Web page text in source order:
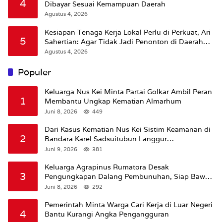
4 Dibayar Sesuai Kemampuan Daerah
Agustus 4, 2026
5
Kesiapan Tenaga Kerja Lokal Perlu di Perkuat, Ari
Sahertian: Agar Tidak Jadi Penonton di Daerah
Sendiri
Agustus 4, 2026
Populer
1
Keluarga Nus Kei Minta Partai Golkar Ambil Peran
Membantu Ungkap Kematian Almarhum
Juni 8, 2026 449
2
Dari Kasus Kematian Nus Kei Sistim Keamanan di
Bandara Karel Sadsuitubun Langgur
Dipertanyakan
Juni 9, 2026 381
3
Keluarga Agrapinus Rumatora Desak
Pengungkapan Dalang Pembunuhan, Siap Bawa
Kasus ke Komisi III DPR RI
Juni 8, 2026 292
4
Pemerintah Minta Warga Cari Kerja di Luar Negeri
Bantu Kurangi Angka Pengangguran